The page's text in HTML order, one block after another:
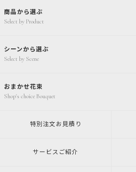
商品から選ぶ
Select by Product
シーンから選ぶ
Select by Scene
おまかせ花束
Shop's choice Bouquet
特別注文 お見積り
サービスご紹介